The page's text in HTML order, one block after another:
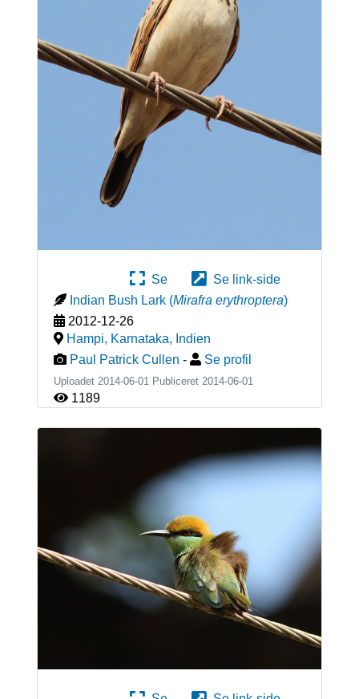
Se
Se link-side
Indian Bush Lark (Mirafra erythroptera)
2012-12-26
Hampi, Karnataka, Indien
Paul Patrick Cullen - Se profil
Uploadet 2014-06-01 Publiceret 2014-06-01
1189